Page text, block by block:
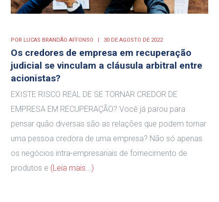
POR LUCAS BRANDÃO AFFONSO 30 DE AGOSTO DE 2022
Os credores de empresa em recuperação
judicial se vinculam a cláusula arbitral entre
acionistas?
EXISTE RISCO REAL DE SE TORNAR CREDOR DE
EMPRESA EM RECUPERAÇÃO? Você já parou para
pensar quão diversas são as relações que podem tornar
uma pessoa credora de uma empresa? Não só apenas
os negócios intra-empresariais de fornecimento de
produtos e (Leia mais...)